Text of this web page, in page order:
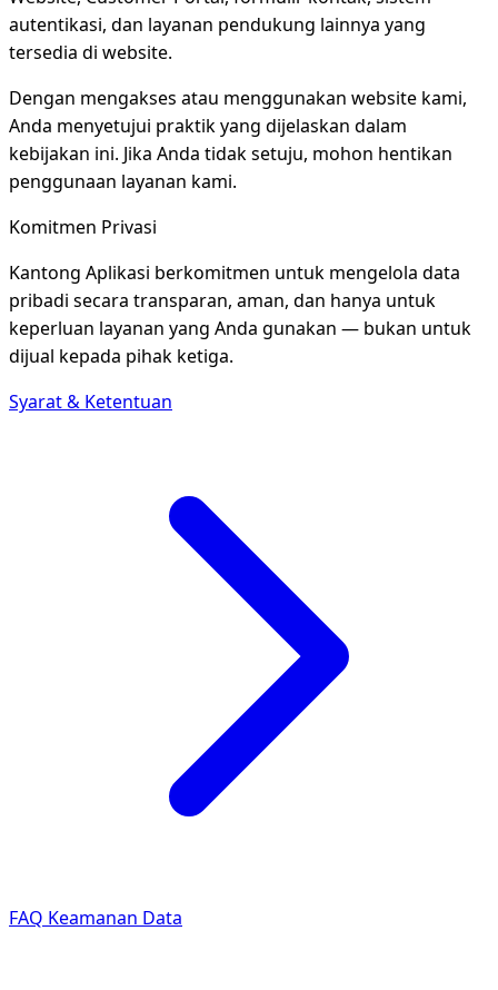
autentikasi, dan layanan pendukung lainnya yang
tersedia di website.
Dengan mengakses atau menggunakan website kami,
Anda menyetujui praktik yang dijelaskan dalam
kebijakan ini. Jika Anda tidak setuju, mohon hentikan
penggunaan layanan kami.
Komitmen Privasi
Kantong Aplikasi berkomitmen untuk mengelola data
pribadi secara transparan, aman, dan hanya untuk
keperluan layanan yang Anda gunakan — bukan untuk
dijual kepada pihak ketiga.
Syarat & Ketentuan
FAQ Keamanan Data